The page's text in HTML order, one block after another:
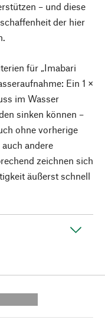
– und diese
der hier
für „Imabari
Ein 1 ×
im Wasser
sinken können –
ohne vorherige
andere
zeichnen sich
äußerst schnell